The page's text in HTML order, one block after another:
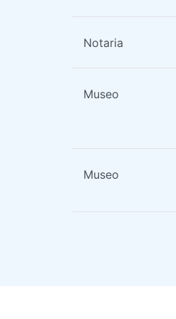
Notaria
Museo
Museo